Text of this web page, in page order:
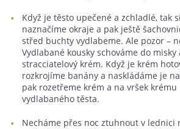
Když je těsto upečené a zchladlé, tak
naznačíme okraje a pak ještě
střed buchty vydlabeme. Ale pozor –
Vydlabané kousky schováme do
stracciatelový krém. Když je krém
rozkrojíme banány a naskládáme je
pak rozetřeme krém a na vršek
vydlabaného těsta.
Necháme přes noc ztuhnout v lednici